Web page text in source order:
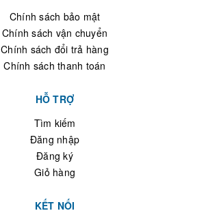
Chính sách bảo mật
Chính sách vận chuyển
Chính sách đổi trả hàng
Chính sách thanh toán
HỖ TRỢ
Tìm kiếm
Đăng nhập
Đăng ký
Giỏ hàng
KẾT NỐI